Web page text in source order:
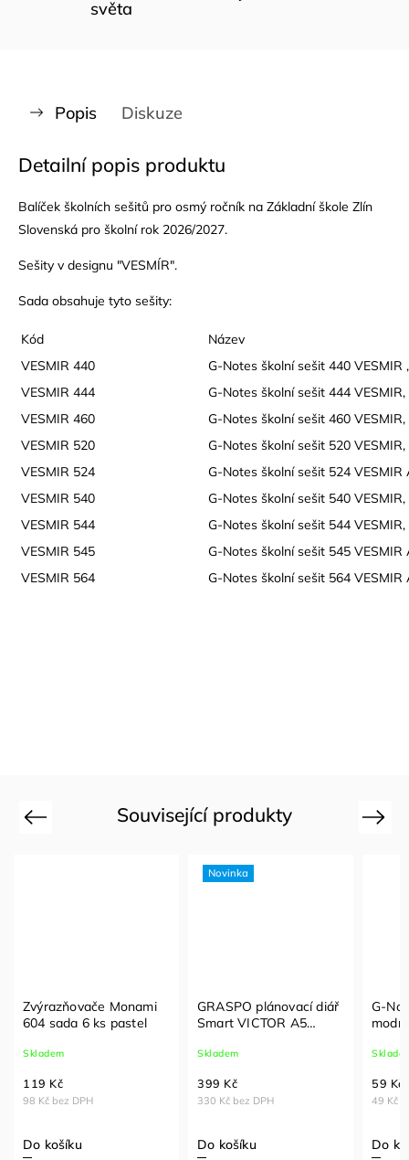
světa
Popis Diskuze
Detailní popis produktu
Balíček školních sešitů pro osmý ročník na Základní škole Zlín
Slovenská pro školní rok 2026/2027.
Sešity v designu "VESMÍR".
Sada obsahuje tyto sešity:
Kód
Název
VESMIR 440
G-Notes školní sešit 440 VESMIR
VESMIR 444
G-Notes školní sešit 444
VESMIR 460
G-Notes školní sešit 460
VESMIR 520
G-Notes školní sešit 520
VESMIR 524
G-Notes školní sešit 524 VESMIR
VESMIR 540
G-Notes školní sešit 540
VESMIR 544
G-Notes školní sešit 544
VESMIR 545
G-Notes školní sešit 545
VESMIR 564
G-Notes školní sešit 564 VESMIR
Související produkty
Previous
Zvýrazňovače Monami
604 sada 6 ks pastel
Skladem
98 Kč bez DPH
119 Kč
Do košíku
Novinka
GRASPO plánovací diář
Smart VICTOR A5
Skladem
330 Kč bez DPH
399 Kč
Do košíku
G-
modrý
49 Kč
59 Kč
Do
Next